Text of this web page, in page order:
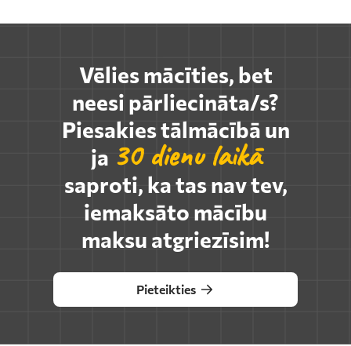
Vēlies mācīties, bet
neesi pārliecināta/s?
Piesakies tālmācībā un
ja 30 dienu laikā
saproti, ka tas nav tev,
iemaksāto mācību
maksu atgriezīsim!
Pieteikties